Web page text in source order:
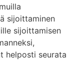
sijoittaminen
sijoittamisen
helposti seurata